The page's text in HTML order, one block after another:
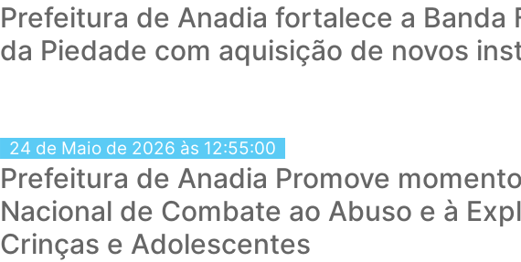
Prefeitura de Anadia fortalece a Banda
da Piedade com aquisição de novos
24 de Maio de 2026 às 12:55:00
Prefeitura de Anadia Promove
Nacional de Combate ao Abuso e à
Crinças e Adolescentes